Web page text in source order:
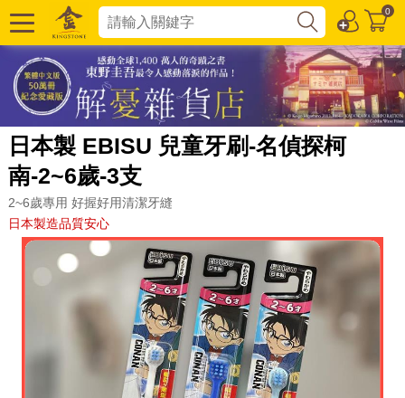
0
日本製 EBISU 兒童牙刷-名偵探柯
南-2~6歲-3支
2~6歲專用 好握好用清潔牙縫
日本製造品質安心